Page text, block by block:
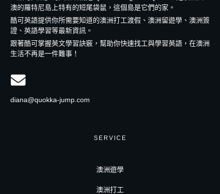
澳的羅特尼島上特有的短尾袋鼠，這個島是它們的家。
酷可英語提供你所需要知道的澳洲打工渡假、澳洲留遊學、澳洲簽
證、英語學習等最新資訊。
跟著酷可掌握英文學習訣竅，幫助你快速找工與學習英語，在澳洲
生活不再是一件難事！
diana@quokka-jump.com
SERVICE
澳洲遊學
澳洲打工